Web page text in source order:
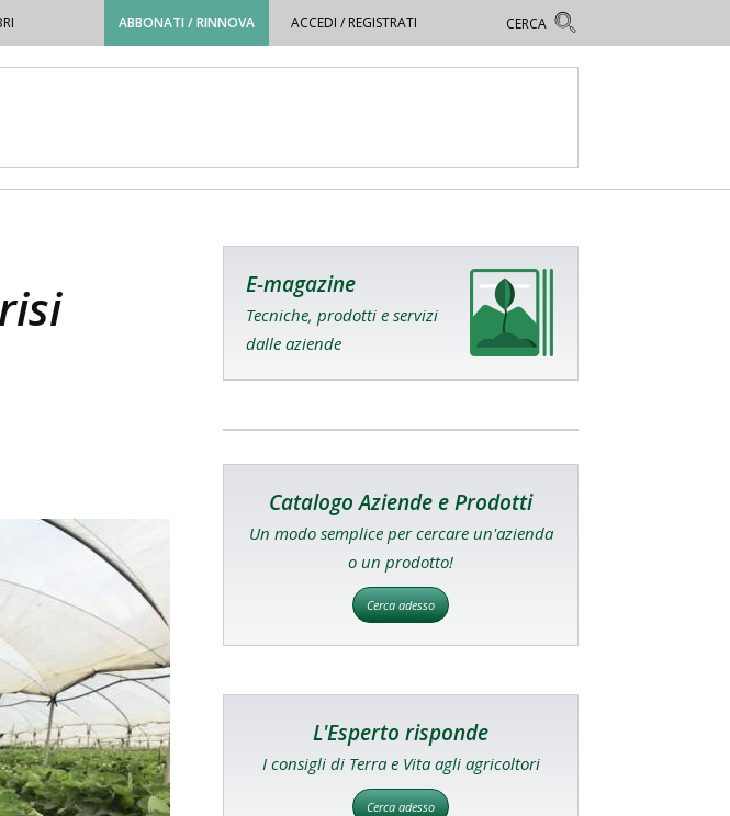
ABBONATI / RINNOVA ACCEDI / REGISTRATI
E-magazine
Tecniche, prodotti e servizi
dalle aziende
Catalogo Aziende e Prodotti
Un modo semplice per cercare un'azienda
o un prodotto!
Cerca adesso
L'Esperto risponde
I consigli di Terra e Vita agli agricoltori
Cerca adesso